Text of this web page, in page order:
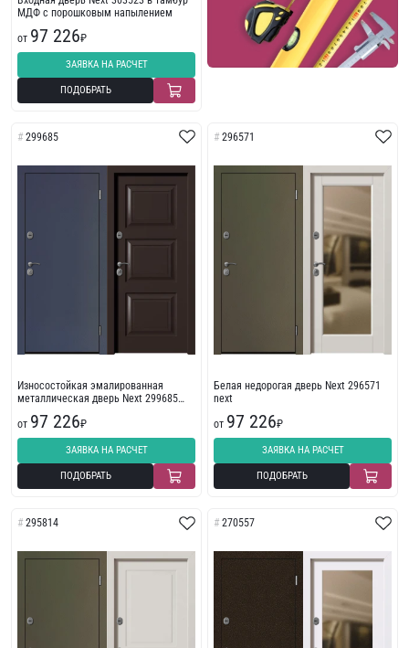
МДФ с порошковым напылением
от 97 226₽
ЗАЯВКА НА РАСЧЕТ
ПОДОБРАТЬ
299685
Износостойкая эмалированная
металлическая дверь Next 299685
от 97 226₽
ЗАЯВКА НА РАСЧЕТ
ПОДОБРАТЬ
296571
Белая недорогая дверь Next 296571
next
от 97 226₽
ЗАЯВКА НА РАСЧЕТ
ПОДОБРАТЬ
295814 270557